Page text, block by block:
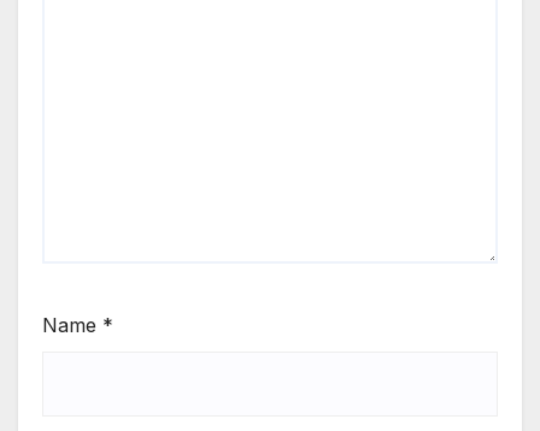
Name *